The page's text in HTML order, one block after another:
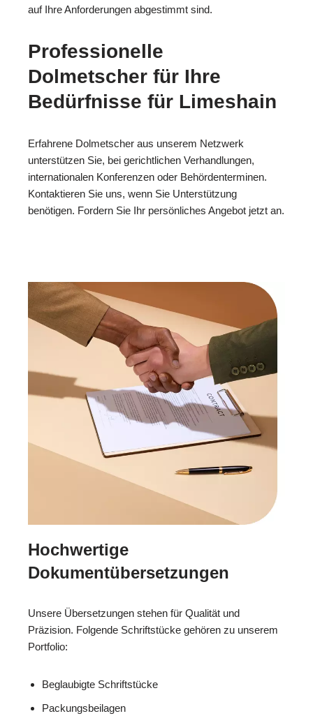
auf Ihre Anforderungen abgestimmt sind.
Professionelle
Dolmetscher für Ihre
Bedürfnisse für Limeshain
Erfahrene Dolmetscher aus unserem Netzwerk
unterstützen Sie, bei gerichtlichen Verhandlungen,
internationalen Konferenzen oder Behördenterminen.
Kontaktieren Sie uns, wenn Sie Unterstützung
benötigen. Fordern Sie Ihr persönliches Angebot jetzt an.
Hochwertige
Dokumentübersetzungen
Unsere Übersetzungen stehen für Qualität und
Präzision. Folgende Schriftstücke gehören zu unserem
Portfolio:
Beglaubigte Schriftstücke
Packungsbeilagen